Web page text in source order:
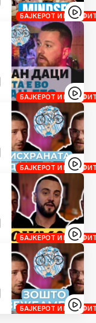
БАЈКЕРОТ И
БАЈКЕРОТ И
БАЈКЕРОТ И
БАЈКЕРОТ И
БАЈКЕРОТ И